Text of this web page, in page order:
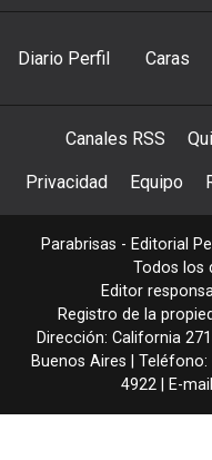
Diario Perfil Caras
Canales RSS
Privacidad Equipo
Parabrisas - Editorial
Todos los
Editor
Registro de la
Dirección: California
Buenos Aires | Teléfono:
4922 | E-